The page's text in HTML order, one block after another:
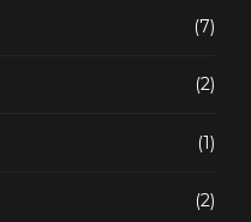
(7)
(2)
(1)
(2)